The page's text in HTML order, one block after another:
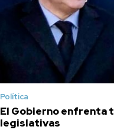
Política
El Gobierno enfrenta
legislativas